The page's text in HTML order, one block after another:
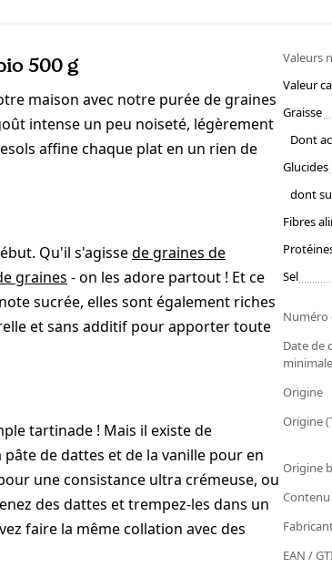
500 g
maison avec notre purée de graines
intense un peu noiseté, légèrement
affine chaque plat en un rien de
Qu'il s'agissede graines de
graines - on les adore partout ! Et ce
sucrée, elles sont également riches
et sans additif pour apporter toute
tartinade ! Mais il existe de
de dattes et de la vanille pour en
une consistance ultra crémeuse, ou
des dattes et trempez-les dans un
faire la même collation avec des
Valeurs
Valeur
Graisse
Dont
Glucides
dont
Fibres
Sel
Date de
Origine
Origine
Origine
Contenu
EAN /